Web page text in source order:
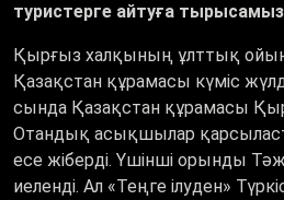
туристерге айтуға
Қырғыз халқының ұлттық
Қазақстан құрамасы күміс
сында Қазақстан құрамасы
Отандық асықшылар
есе жіберді. Үшінші орынды
иеленді. Ал «Теңге ілуден»